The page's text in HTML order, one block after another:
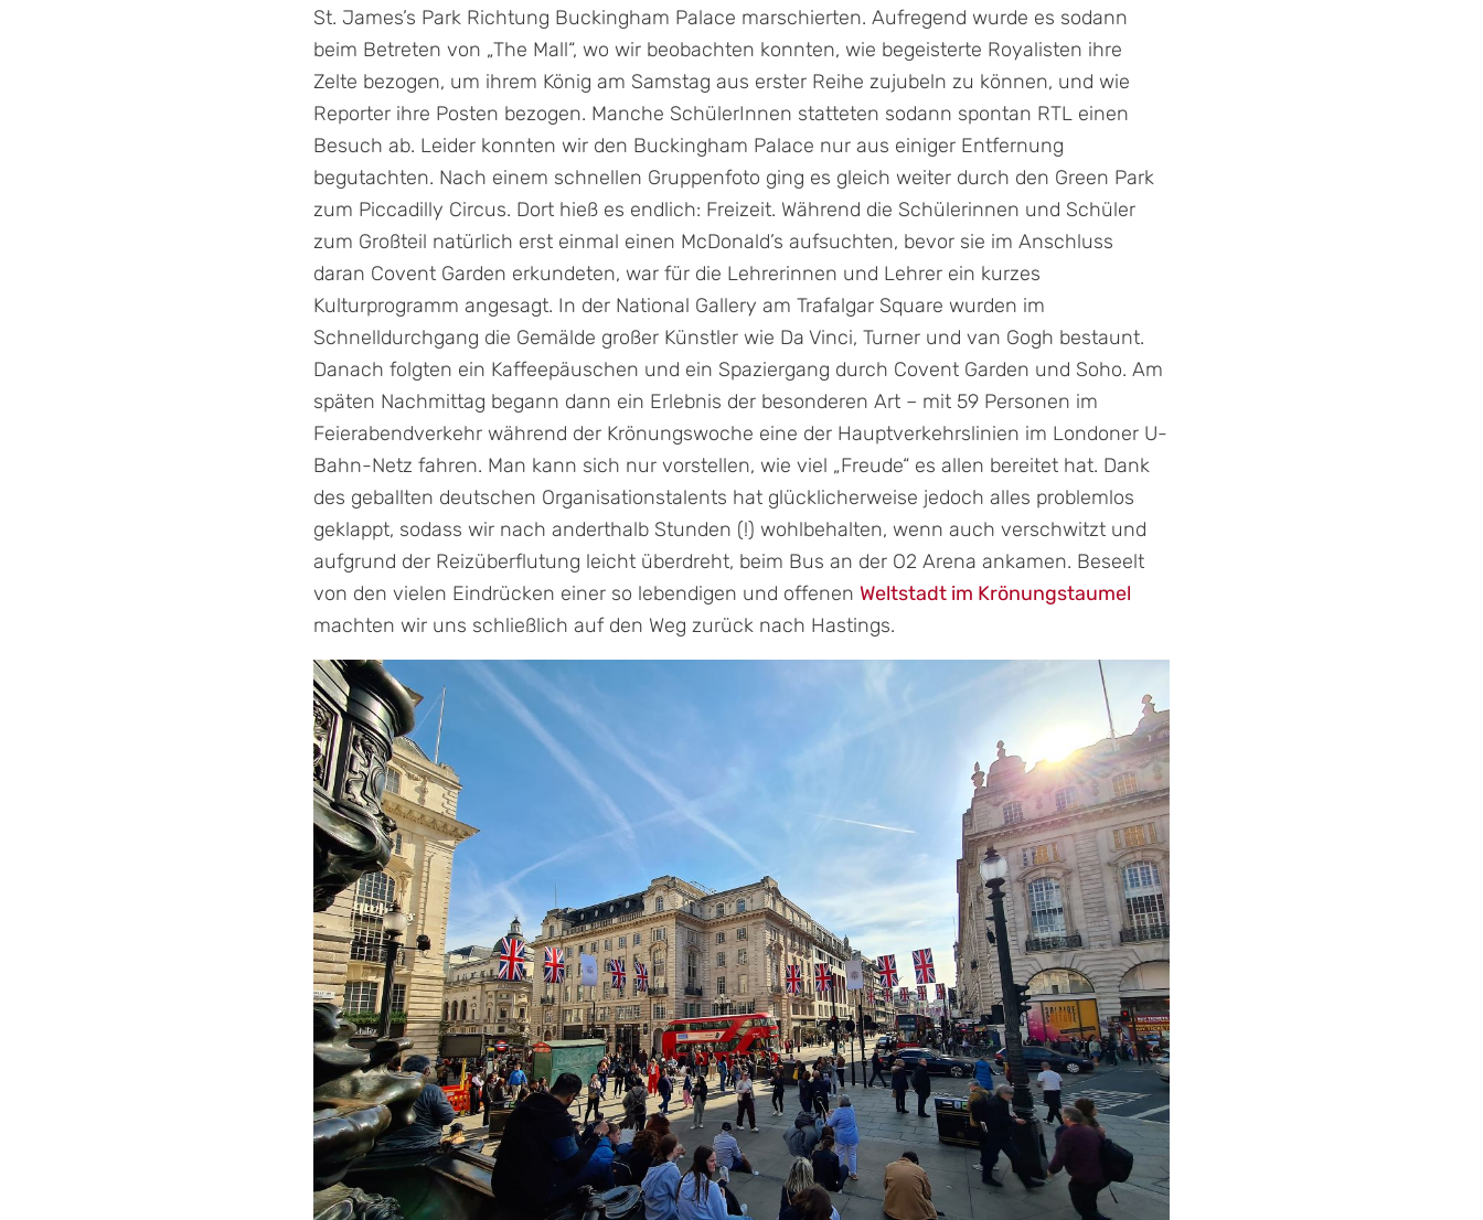
St. James’s Park Richtung Buckingham Palace marschierten. Aufregend wurde es sodann
beim Betreten von „The Mall“, wo wir beobachten konnten, wie begeisterte Royalisten ihre
Zelte bezogen, um ihrem König am Samstag aus erster Reihe zujubeln zu können, und wie
Reporter ihre Posten bezogen. Manche SchülerInnen statteten sodann spontan RTL einen
Besuch ab. Leider konnten wir den Buckingham Palace nur aus einiger Entfernung
begutachten. Nach einem schnellen Gruppenfoto ging es gleich weiter durch den Green Park
zum Piccadilly Circus. Dort hieß es endlich: Freizeit. Während die Schülerinnen und Schüler
zum Großteil natürlich erst einmal einen McDonald’s aufsuchten, bevor sie im Anschluss
daran Covent Garden erkundeten, war für die Lehrerinnen und Lehrer ein kurzes
Kulturprogramm angesagt. In der National Gallery am Trafalgar Square wurden im
Schnelldurchgang die Gemälde großer Künstler wie Da Vinci, Turner und van Gogh bestaunt.
Danach folgten ein Kaffeepäuschen und ein Spaziergang durch Covent Garden und Soho. Am
späten Nachmittag begann dann ein Erlebnis der besonderen Art – mit 59 Personen im
Feierabendverkehr während der Krönungswoche eine der Hauptverkehrslinien im Londoner U-
Bahn-Netz fahren. Man kann sich nur vorstellen, wie viel „Freude“ es allen bereitet hat. Dank
des geballten deutschen Organisationstalents hat glücklicherweise jedoch alles problemlos
geklappt, sodass wir nach anderthalb Stunden (!) wohlbehalten, wenn auch verschwitzt und
aufgrund der Reizüberflutung leicht überdreht, beim Bus an der O2 Arena ankamen. Beseelt
von den vielen Eindrücken einer so lebendigen und offenen Weltstadt im Krönungstaumel
machten wir uns schließlich auf den Weg zurück nach Hastings.